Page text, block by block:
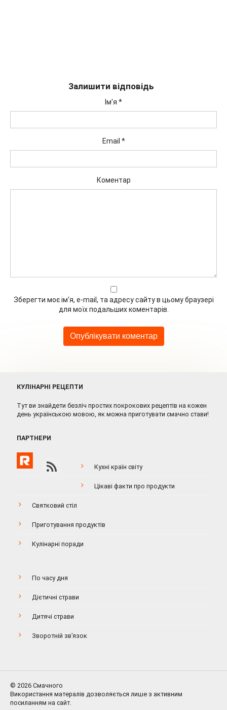
Залишити відповідь
Ім'я *
Email *
Коментар
Зберегти моє ім'я, e-mail, та адресу сайту в цьому браузері
для моїх подальших коментарів.
КУЛІНАРНІ РЕЦЕПТИ
Тут ви знайдети безліч простих покрокових рецептів на кожен
день українською мовою, як можна приготувати смачно стави!
ПАРТНЕРИ
Кухні країн світу
Цікаві факти про продукти
Святковий стіл
Приготування продуктів
Кулінарні поради
По часу дня
Дієтичні страви
Дитячі страви
Зворотній зв’язок
© 2026 Смачного
Використання матералів дозволяється лише з активним
посиланням на сайт.